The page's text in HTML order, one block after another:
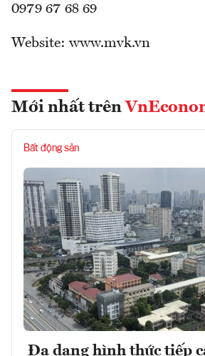
0979 67 68 69
Website: www.mvk.vn
Mới nhất trên
Bất động sản
Đa dạng hình thức tiếp